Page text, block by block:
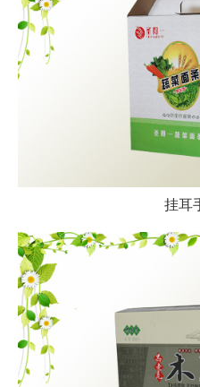
挂耳